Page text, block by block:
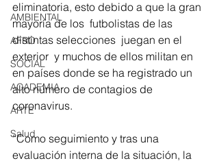
AMBIENTAL
AFRO
SOCIAL
ACADEMIA
ARTE
Salud
eliminatoria, esto debido a que la gran
mayoría de los  futbolistas de las
distintas selecciones  juegan en el
exterior  y muchos de ellos militan en
en países donde se ha registrado un
alto número de contagios de
coronavirus.
“Como seguimiento y tras una
evaluación interna de la situación, la